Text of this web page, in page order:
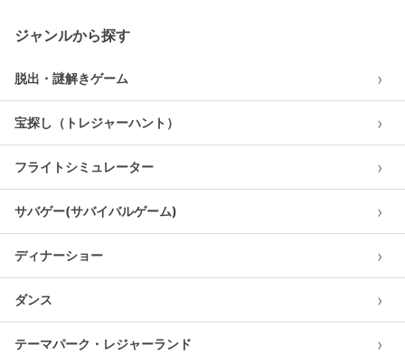
ジャンルから探す
脱出・謎解きゲーム ›
宝探し（トレジャーハント） ›
フライトシミュレーター ›
サバゲー(サバイバルゲーム) ›
ディナーショー ›
ダンス ›
テーマパーク・レジャーランド ›